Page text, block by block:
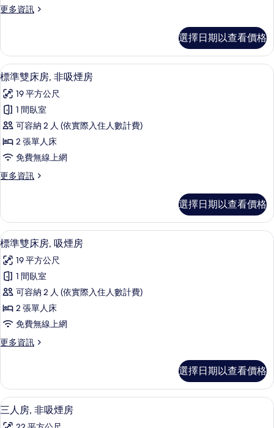
片
房,
煙
房
的
所
有
相
片
更多資訊
更
雙
人
房,
煙
房
的
詳
情
選擇日期以查看價格
顯
示
標
準
雙
床
非
煙
房
的
所
有
相
片
7
標準雙床房, 非吸煙房
19 平方公尺
1 間臥室
可容納 2 人 (依實際入住人數計費)
2 張單人床
免費無線上網
更多資訊
更
雙
床
房,
吸
煙
房
的
詳
情
選擇日期以查看價格
顯
示
標
準
雙
床
吸
房
的
所
7
標準雙床房, 吸煙房
19 平方公尺
1 間臥室
可容納 2 人 (依實際入住人數計費)
2 張單人床
免費無線上網
更多資訊
更
雙
床
房,
選擇日期以查看價格
顯
示
6
三人房, 非吸煙房